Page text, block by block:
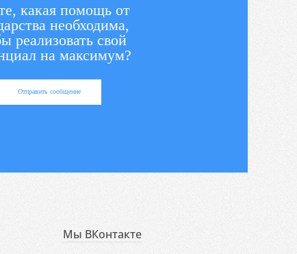
какая помощь от
необходима,
реализовать свой
на максимум?
Отправить сообщение
Мы ВКонтакте